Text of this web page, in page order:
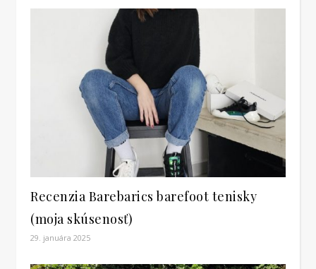
Recenzia Barebarics barefoot tenisky
(moja skúsenosť)
29. januára 2025